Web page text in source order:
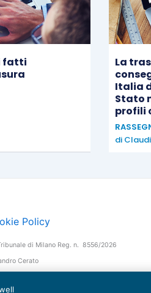
fatti
La
Italia
Stato
profili
di
Policy
di Milano Reg. n. 8556/2026
Cerato